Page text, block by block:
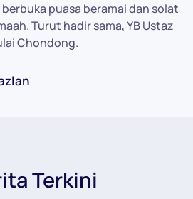
puasa beramai dan solat
Turut hadir sama, YB Ustaz
Chondong.
Terkini